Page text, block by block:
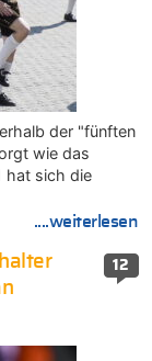
der "fünften
wie das
hat sich die
....weiterlesen
12